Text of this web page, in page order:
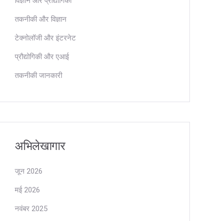
तकनीकी और विज्ञान
टेक्नोलॉजी और इंटरनेट
प्रौद्योगिकी और एआई
तकनीकी जानकारी
अभिलेखागार
जून 2026
मई 2026
नवंबर 2025